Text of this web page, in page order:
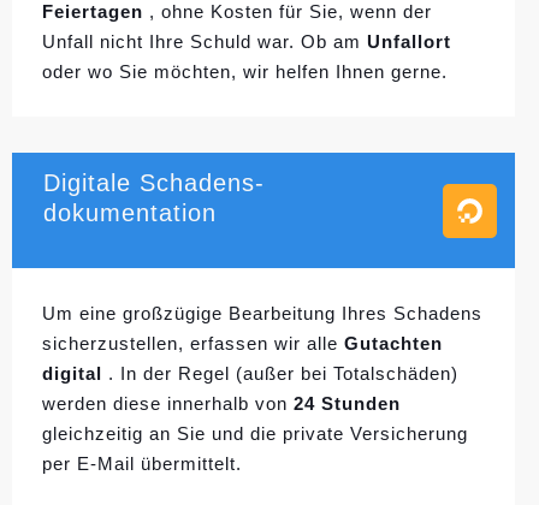
Feiertagen , ohne Kosten für Sie, wenn der
Unfall nicht Ihre Schuld war. Ob am Unfallort
oder wo Sie möchten, wir helfen Ihnen gerne.
Digitale Schadens-
dokumentation
Um eine großzügige Bearbeitung Ihres Schadens
sicherzustellen, erfassen wir alle Gutachten
digital . In der Regel (außer bei Totalschäden)
werden diese innerhalb von 24 Stunden
gleichzeitig an Sie und die private Versicherung
per E-Mail übermittelt.